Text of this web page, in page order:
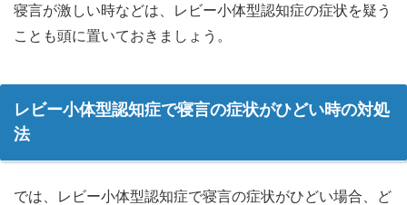
寝言が激しい時などは、レビー小体型認知症の症状を疑う
ことも頭に置いておきましょう。
レビー小体型認知症で寝言の症状がひどい時の対処
法
では、レビー小体型認知症で寝言の症状がひどい場合、ど